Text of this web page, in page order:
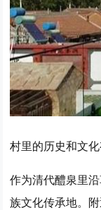
村里的历史和文
作为清代醴泉里
族文化传承地。